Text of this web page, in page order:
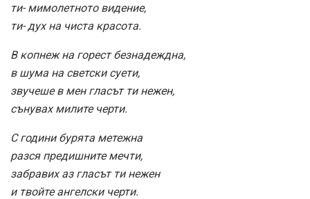
ти- мимолетното видение,
ти- дух на чиста красота.
В копнеж на горест безнадеждна,
в шума на светски суети,
звучеше в мен гласът ти нежен,
сънувах милите черти.
С години бурята метежна
разся предишните мечти,
забравих аз гласът ти нежен
и твойте ангелски черти.